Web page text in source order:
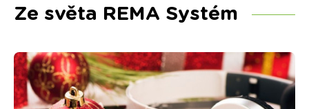
Ze světa REMA Systém